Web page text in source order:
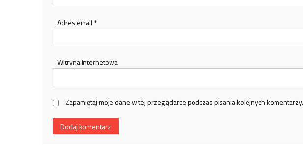
Adres email *
Witryna internetowa
Zapamiętaj moje dane w tej przeglądarce podczas pisania kolejnych komentarzy.